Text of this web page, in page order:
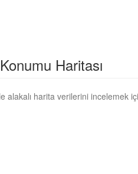
Haritası
alakalı harita verilerini incelemek